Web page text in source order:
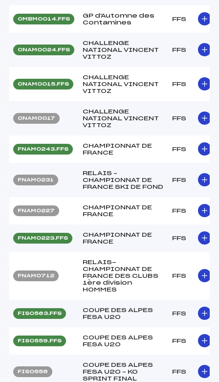
OMBM0014.FFS
GP d'Automne des
Contamines
FFS
ONAM0024.FFS
CHALLENGE
NATIONAL VINCENT
VITTOZ
FFS
ONAM0015.FFS
CHALLENGE
NATIONAL VINCENT
VITTOZ
FFS
ONAM0017
CHALLENGE
NATIONAL VINCENT
VITTOZ
FFS
FNAM0243.FFS
CHAMPIONNAT DE
FRANCE
FFS
FNAM0231
RELAIS –
CHAMPIONNAT DE
FRANCE SKI DE FOND
FFS
FNAM0227
CHAMPIONNAT DE
FRANCE
FFS
FNAM0223.FFS
CHAMPIONNAT DE
FRANCE
FFS
FNAM0712
RELAIS-
CHAMPIONNAT DE
FRANCE DES CLUBS
1ère division
HOMMES
FFS
FIS0563.FFS
COUPE DES ALPES
FESA U20
FFS
FIS0559.FFS
COUPE DES ALPES
FESA U20
FFS
FIS0556
COUPE DES ALPES
FESA U20 – KO
SPRINT FINAL
FFS